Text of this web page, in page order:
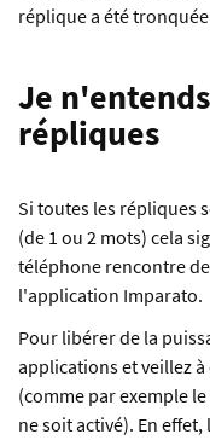
réplique a été
Je
répliques
Si toutes les répliques
(de 1 ou 2 mots) cela
téléphone rencontre
l'application Imparato.
Pour libérer de la
applications et veillez
(comme par exemple le
ne soit activé). En